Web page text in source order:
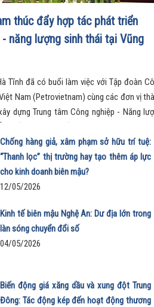
thúc đẩy hợp tác phát triển
năng lượng sinh thái tại Vũng
Tĩnh đã có buổi làm việc với Tập đoàn
Nam (Petrovietnam) cùng các đơn vị
dựng Trung tâm Công nghiệp - Năng
mới cho khu vực Bắc Trung Bộ.
Chống hàng giả, xâm phạm sở hữu trí tuệ:
“Thanh lọc” thị trường hay tạo thêm áp lực
cho kinh doanh biên mậu?
12/05/2026
Kinh tế biên mậu Nghệ An: Dư địa lớn trong
làn sóng chuyển đổi số
04/05/2026
Biến động giá xăng dầu và xung đột Trung
Đông: Tác động kép đến hoạt động thương